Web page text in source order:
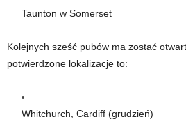
Taunton w Somerset
Kolejnych sześć pubów ma zostać
potwierdzone lokalizacje to:
Whitchurch, Cardiff (grudzień)